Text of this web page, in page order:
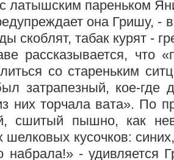
с латышским пареньком
она Гришу, -
скоблят, табак курят -
рассказывается, что
со стареньким
затрапезный, кое-где
них торчала вата». По
сшитый пышно, как
шелковых кусочков:
набрала!» - удивляется